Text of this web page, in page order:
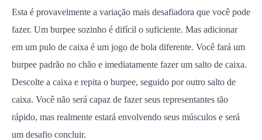
Esta é provavelmente a variação mais desafiadora que você pode
fazer. Um burpee sozinho é difícil o suficiente. Mas adicionar
em um pulo de caixa é um jogo de bola diferente. Você fará um
burpee padrão no chão e imediatamente fazer um salto de caixa.
Descolte a caixa e repita o burpee, seguido por outro salto de
caixa. Você não será capaz de fazer seus representantes tão
rápido, mas realmente estará envolvendo seus músculos e será
um desafio concluir.